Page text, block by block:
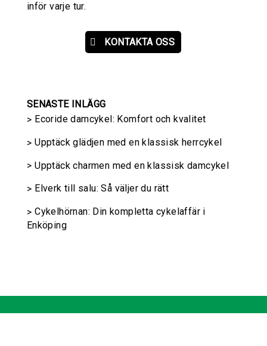
inför varje tur.
KONTAKTA OSS
SENASTE INLÄGG
Ecoride damcykel: Komfort och kvalitet
Upptäck glädjen med en klassisk herrcykel
Upptäck charmen med en klassisk damcykel
Elverk till salu: Så väljer du rätt
Cykelhörnan: Din kompletta cykelaffär i
Enköping